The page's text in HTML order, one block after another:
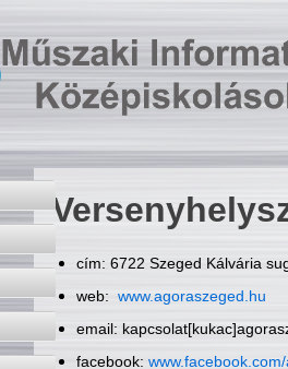
cím: 6722 Szeged Kálvária
web: www.agoraszeged.hu
email:
facebook: